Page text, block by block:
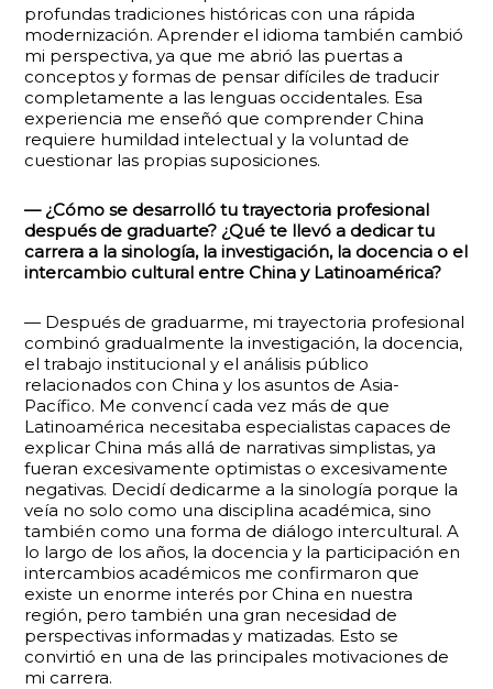
profundas tradiciones históricas con una rápida
modernización. Aprender el idioma también cambió
mi perspectiva, ya que me abrió las puertas a
conceptos y formas de pensar difíciles de traducir
completamente a las lenguas occidentales. Esa
experiencia me enseñó que comprender China
requiere humildad intelectual y la voluntad de
cuestionar las propias suposiciones.
— ¿Cómo se desarrolló tu trayectoria profesional
después de graduarte? ¿Qué te llevó a dedicar tu
carrera a la sinología, la investigación, la docencia o el
intercambio cultural entre China y Latinoamérica?
— Después de graduarme, mi trayectoria profesional
combinó gradualmente la investigación, la docencia,
el trabajo institucional y el análisis público
relacionados con China y los asuntos de Asia-
Pacífico. Me convencí cada vez más de que
Latinoamérica necesitaba especialistas capaces de
explicar China más allá de narrativas simplistas, ya
fueran excesivamente optimistas o excesivamente
negativas. Decidí dedicarme a la sinología porque la
veía no solo como una disciplina académica, sino
también como una forma de diálogo intercultural. A
lo largo de los años, la docencia y la participación en
intercambios académicos me confirmaron que
existe un enorme interés por China en nuestra
región, pero también una gran necesidad de
perspectivas informadas y matizadas. Esto se
convirtió en una de las principales motivaciones de
mi carrera.